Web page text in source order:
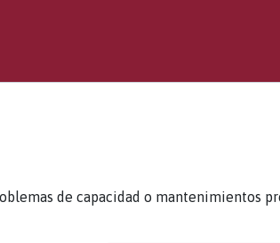
de capacidad o mantenimientos